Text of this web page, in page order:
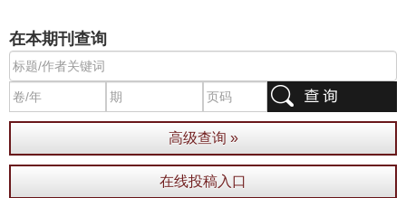
在本期刊查询
高级查询 »
在线投稿入口